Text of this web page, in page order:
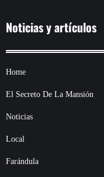
Noticias y artículos
Home
El Secreto De La Mansión
Noticias
Local
Farándula